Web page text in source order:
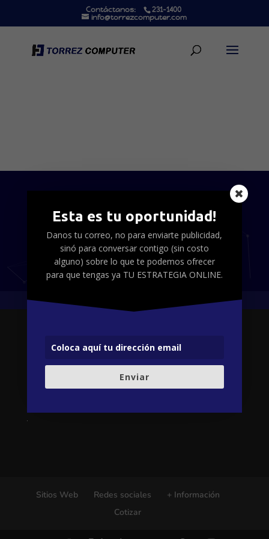
Contáctanos:
231-1400
info@torrezcomputer.com
Tu Estrategia Online
Sitios Web Redes sociales
+ Información
Cotizar
Esta es tu oportunidad!
Danos tu correo, no para enviarte publicidad,
sinó para conversar contigo (sin costo
alguno) sobre lo que te podemos ofrecer
para que tengas ya TU ESTRATEGIA ONLINE.
Enviar